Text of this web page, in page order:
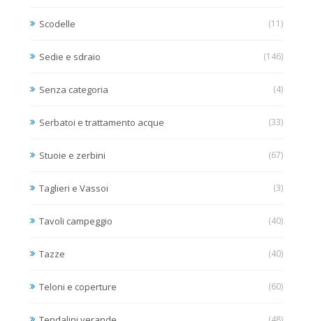
Scodelle (11)
Sedie e sdraio (146)
Senza categoria (4)
Serbatoi e trattamento acque (33)
Stuoie e zerbini (67)
Taglieri e Vassoi (3)
Tavoli campeggio (40)
Tazze (40)
Teloni e coperture (60)